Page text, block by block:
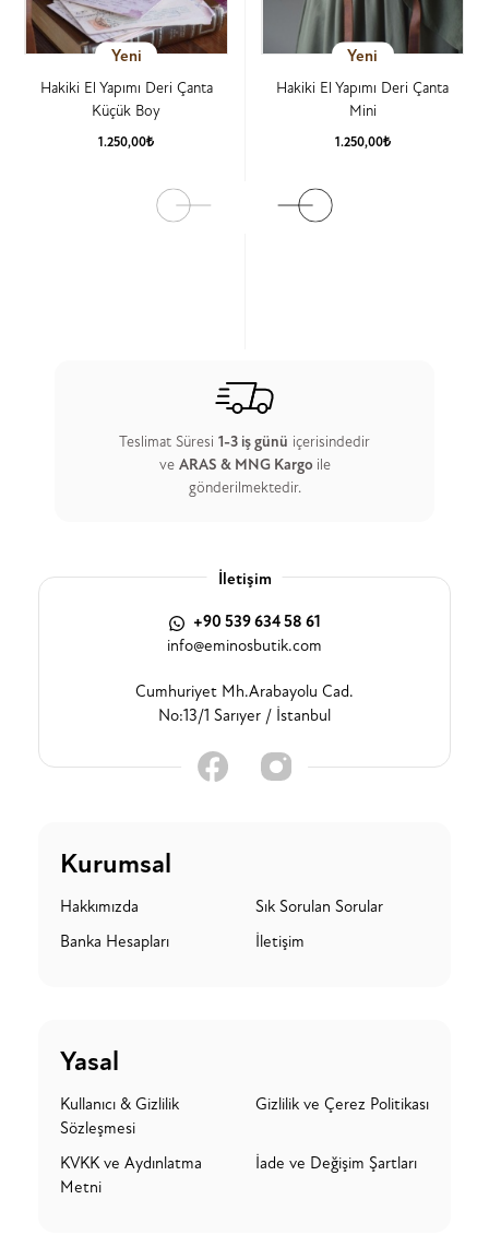
Yeni
Hakiki El Yapımı Deri Çanta
Küçük Boy
1.250,00₺
Yeni
Hakiki El Yapımı Deri Çanta
Mini
1.250,00₺
Teslimat Süresi 1-3 iş günü içerisindedir
ve ARAS & MNG Kargo ile
gönderilmektedir.
İletişim
+90 539 634 58 61
info@eminosbutik.com
Cumhuriyet Mh.Arabayolu Cad.
No:13/1 Sarıyer / İstanbul
Kurumsal
Hakkımızda
Sık Sorulan Sorular
Banka Hesapları
İletişim
Yasal
Kullanıcı & Gizlilik
Sözleşmesi
Gizlilik ve Çerez Politikası
KVKK ve Aydınlatma
Metni
İade ve Değişim Şartları